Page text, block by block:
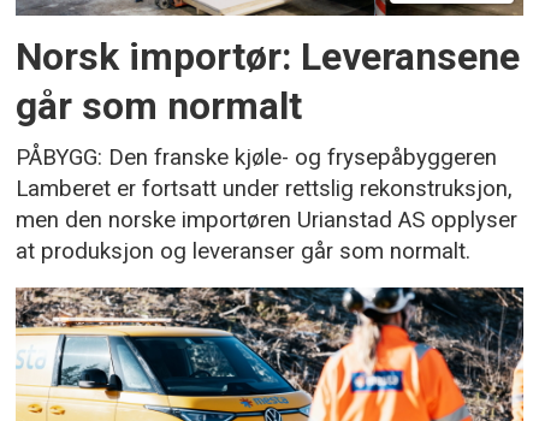
Norsk importør: Leveransene
går som normalt
PÅBYGG: Den franske kjøle- og frysepåbyggeren
Lamberet er fortsatt under rettslig rekonstruksjon,
men den norske importøren Urianstad AS opplyser
at produksjon og leveranser går som normalt.